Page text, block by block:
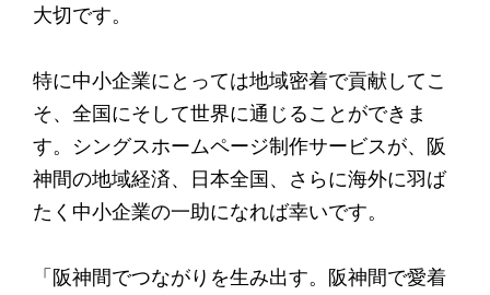
大切です。
特に中小企業にとっては地域密着で貢献してこ
そ、全国にそして世界に通じることができま
す。シングスホームページ制作サービスが、阪
神間の地域経済、日本全国、さらに海外に羽ば
たく中小企業の一助になれば幸いです。
「阪神間でつながりを生み出す。阪神間で愛着